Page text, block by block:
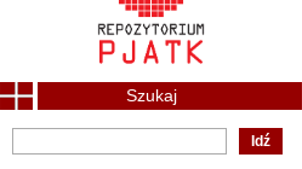
Szukaj